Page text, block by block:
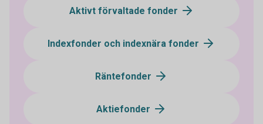
Aktivt förvaltade fonder
Indexfonder och indexnära fonder
Räntefonder
Aktiefonder